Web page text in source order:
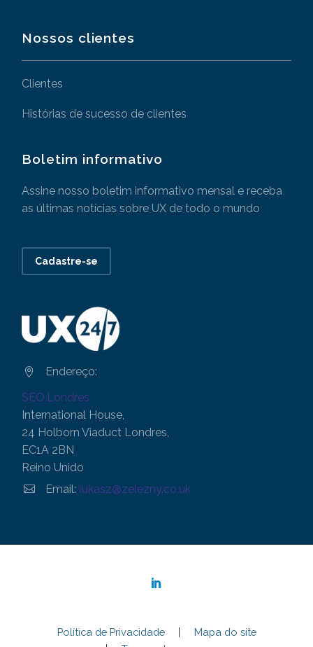
Nossos clientes
Clientes
Histórias de sucesso de clientes
Boletim informativo
Assine nosso boletim informativo mensal e receba
as últimas notícias sobre UX de todo o mundo
Cadastre-se


Endereço:
SEO.Londres
International House,
24 Holborn Viaduct Londres,
EC1A 2BN
Reino Unido

 Email: lukasz@zelezny.co.uk
Política de Privacidade
Mapa do site